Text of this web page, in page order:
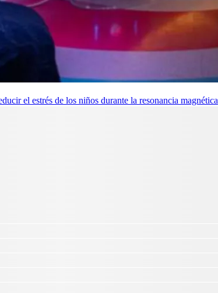
el estrés de los niños durante la resonancia magnética